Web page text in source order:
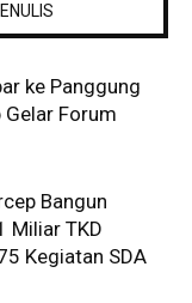
ke Panggung
Gelar Forum
Bangun
Miliar TKD
Kegiatan SDA